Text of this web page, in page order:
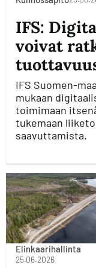
IFS:
voivat
IFS Suomen-
mukaan
toimimaan
tukemaan
saavuttamista.
Elinkaarihallinta
25.06.2026